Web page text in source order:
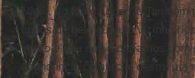
Natal, no fim da guerra.
cubos de gelo que um vizinho
verão e que nós mordíamos
abundância comercial destruiu a